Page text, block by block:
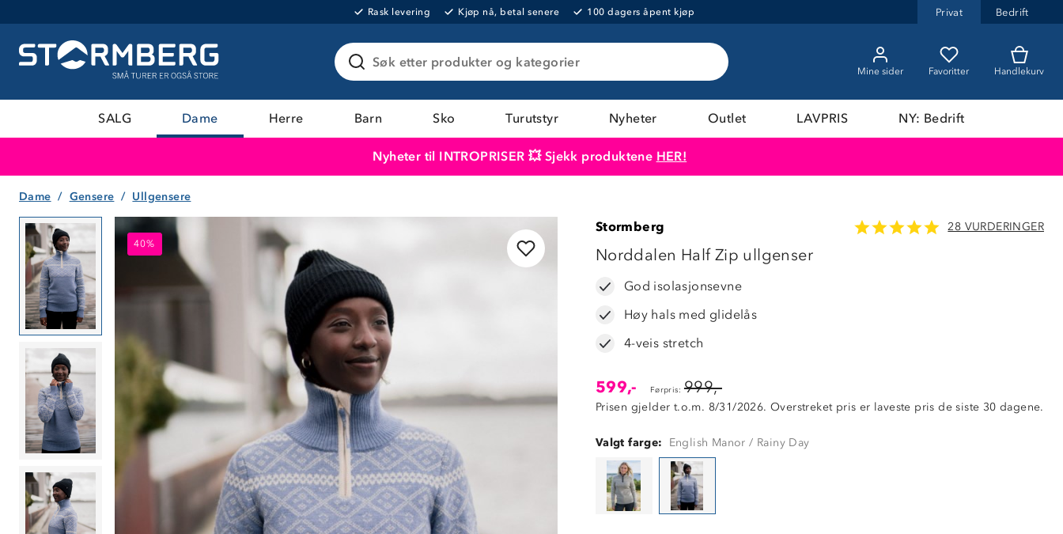
Rask levering Kjøp nå, betal senere 100 dagers åpent kjøp Privat Bedrift
Søk etter produkter og kategorier
Mine sider Favoritter Handlekurv
SALG Dame Herre Barn Sko Turutstyr Nyheter Outlet LAVPRIS NY: Bedrift
Nyheter til INTROPRISER 💥 Sjekk produktene HER!
Dame Gensere Ullgensere
40%
40%
Stormberg 28 VURDERINGER
Norddalen Half Zip ullgenser
God isolasjonsevne
Høy hals med glidelås
4-veis stretch
599,- Førpris: 999,-
Prisen gjelder t.o.m. 8/31/2026. Overstreket pris er laveste pris de siste 30 dagene.
Valgt farge: English Manor / Rainy Day